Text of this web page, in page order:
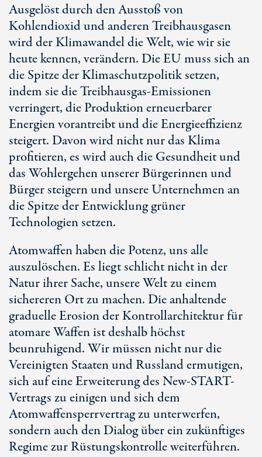
Ausgelöst durch den Ausstoß von
Kohlendioxid und anderen Treibhausgasen
wird der Klimawandel die Welt, wie wir sie
heute kennen, verändern. Die EU muss sich an
die Spitze der Klimaschutzpolitik setzen,
indem sie die Treibhausgas-Emissionen
verringert, die Produktion erneuerbarer
Energien vorantreibt und die Energieeffizienz
steigert. Davon wird nicht nur das Klima
profitieren, es wird auch die Gesundheit und
das Wohlergehen unserer Bürgerinnen und
Bürger steigern und unsere Unternehmen an
die Spitze der Entwicklung grüner
Technologien setzen.
Atomwaffen haben die Potenz, uns alle
auszulöschen. Es liegt schlicht nicht in der
Natur ihrer Sache, unsere Welt zu einem
sichereren Ort zu machen. Die anhaltende
graduelle Erosion der Kontrollarchitektur für
atomare Waffen ist deshalb höchst
beunruhigend. Wir müssen nicht nur die
Vereinigten Staaten und Russland ermutigen,
sich auf eine Erweiterung des New-START-
Vertrags zu einigen und sich dem
Atomwaffensperrvertrag zu unterwerfen,
sondern auch den Dialog über ein zukünftiges
Regime zur Rüstungskontrolle weiterführen.